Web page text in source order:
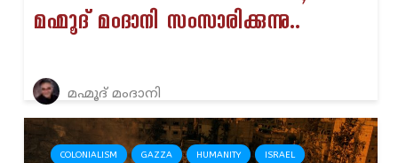
മഹ്മൂദ് മംദാനി സംസാരിക്കുന്നു..
മഹ്മൂദ് മംദാനി
COLONIALISM GAZZA HUMANITY ISRAEL